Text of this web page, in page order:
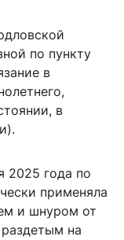
по пункту
в
в
2025 года по
применяла
и шнуром от
на